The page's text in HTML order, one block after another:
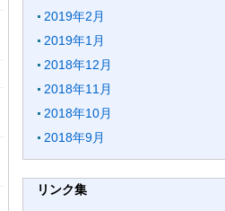
2019年2月
2019年1月
2018年12月
2018年11月
2018年10月
2018年9月
リンク集